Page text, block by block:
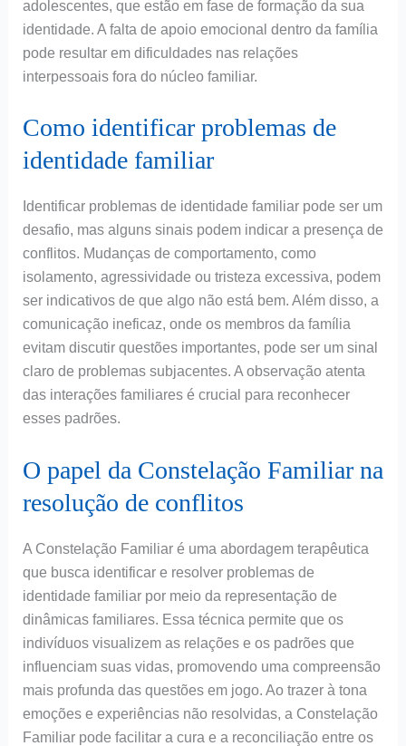
adolescentes, que estão em fase de formação da sua
identidade. A falta de apoio emocional dentro da família
pode resultar em dificuldades nas relações
interpessoais fora do núcleo familiar.
Como identificar problemas de
identidade familiar
Identificar problemas de identidade familiar pode ser um
desafio, mas alguns sinais podem indicar a presença de
conflitos. Mudanças de comportamento, como
isolamento, agressividade ou tristeza excessiva, podem
ser indicativos de que algo não está bem. Além disso, a
comunicação ineficaz, onde os membros da família
evitam discutir questões importantes, pode ser um sinal
claro de problemas subjacentes. A observação atenta
das interações familiares é crucial para reconhecer
esses padrões.
O papel da Constelação Familiar na
resolução de conflitos
A Constelação Familiar é uma abordagem terapêutica
que busca identificar e resolver problemas de
identidade familiar por meio da representação de
dinâmicas familiares. Essa técnica permite que os
indivíduos visualizem as relações e os padrões que
influenciam suas vidas, promovendo uma compreensão
mais profunda das questões em jogo. Ao trazer à tona
emoções e experiências não resolvidas, a Constelação
Familiar pode facilitar a cura e a reconciliação entre os